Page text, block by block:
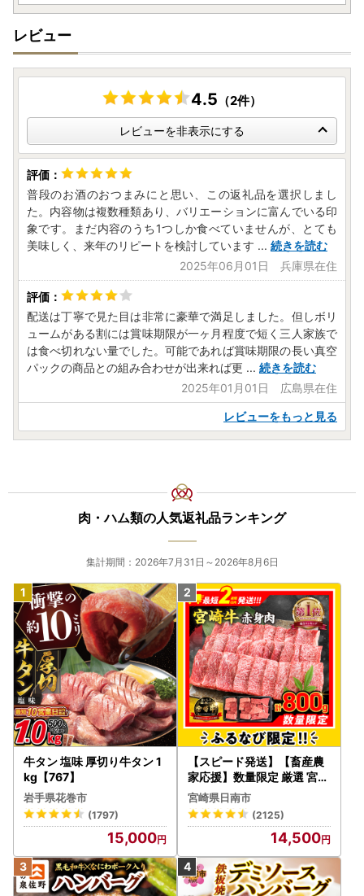
レビュー
4.5 （2件）
レビューを非表示にする
普段のお酒のおつまみにと思い、この返礼品を選択しまし
た。内容物は複数種類あり、バリエーションに富んでいる印
象です。まだ内容のうち1つしか食べていませんが、とても
美味しく、来年のリピートを検討しています ... 続きを読む
2025年06月01日 兵庫県在住
配送は丁寧で見た目は非常に豪華で満足しました。但しボリ
ュームがある割には賞味期限が一ヶ月程度で短く三人家族で
は食べ切れない量でした。可能であれば賞味期限の長い真空
パックの商品との組み合わせが出来れば更 ... 続きを読む
2025年01月01日 広島県在住
レビューをもっと見る
肉・ハム類の人気返礼品ランキング
集計期間：2026年7月31日～2026年8月6日
牛タン 塩味 厚切り牛タン 1
kg【767】
岩手県花巻市
(1797)
15,000
【スピード発送】【畜産農
家応援】数量限定 厳選 宮崎
牛 赤身 焼肉 計800g FN-Li
mited-PR_BDV5-26-2W
宮崎県日南市
(2125)
14,500